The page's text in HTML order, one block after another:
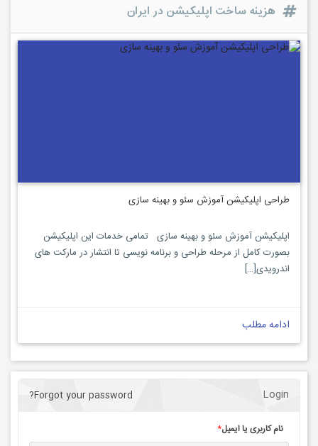
هزینه ساخت اپلیکیشن در ایران
طراحی اپلیکیشن آموزش سئو و بهینه سازی
اپلیکیشن آموزش سئو و بهینه سازی تمامی خدمات این اپلیکیشن
بصورت کامل از مرحله طراحی و برنامه نویسی تا انتشار در مارکت های
اندرویدی[…]
ادامه مطلب
Login
Forgot your password?
نام کاربری یا ایمیل*